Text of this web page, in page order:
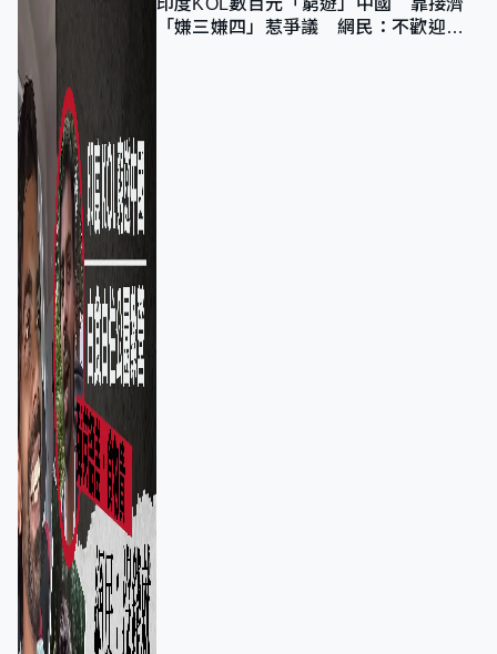
印度KOL數百元「窮遊」中國 靠接濟
「嫌三嫌四」惹爭議 網民：不歡迎劣